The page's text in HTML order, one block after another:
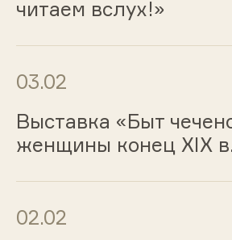
читаем вслух!»
03.02
Выставка «Быт
женщины конец XIX
02.02